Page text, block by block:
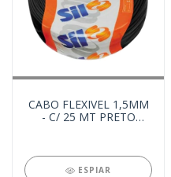
CABO FLEXIVEL 1,5MM
- C/ 25 MT PRETO
ESPIAR